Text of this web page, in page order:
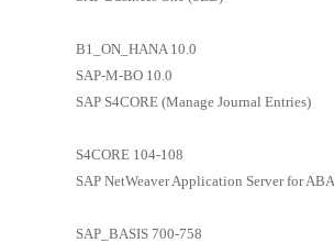
B1_ON_HANA 10.0
SAP-M-BO 10.0
SAP S4CORE (Manage Journal Entries)
S4CORE 104-108
SAP NetWeaver Application Server for
SAP_BASIS 700-758